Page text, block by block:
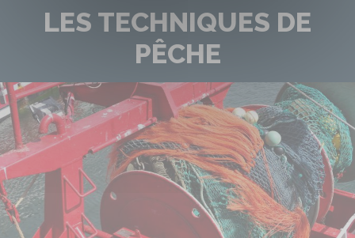
LES TECHNIQUES DE
PÊCHE